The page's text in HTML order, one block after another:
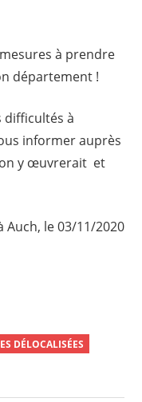
à prendre
département !
difficultés à
informer auprès
y œuvrerait et
Auch, le 03/11/2020
DÉLOCALISÉES